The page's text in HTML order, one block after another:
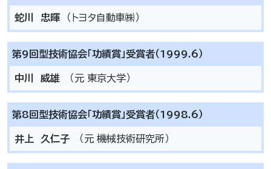
蛇川 忠暉 （トヨタ自動車㈱）
第9回型技術協会「功績賞」受賞者（1999.6）
中川 威雄 （元 東京大学）
第8回型技術協会「功績賞」受賞者（1998.6）
井上 久仁子 （元 機械技術研究所）